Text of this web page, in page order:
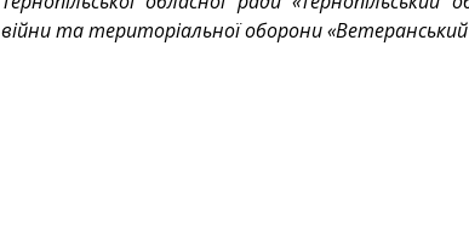
війни та територіальної оборони «Ветеранський